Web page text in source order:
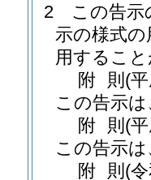
2
この告示
示の様式
用するこ
附 則 (
この告示
附 則 (
この告示
附 則 (